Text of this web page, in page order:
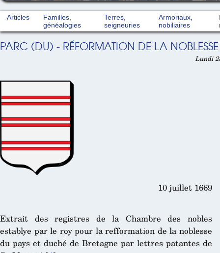
Articles
Familles,
généalogies
Terres,
seigneuries
Armoriaux,
nobiliaires
PARC (DU) - RÉFORMATION DE LA
Lundi
10 juillet 1669
Extrait des registres de la Chambre des nobles
establye par le roy pour la refformation de la noblesse
du pays et duché de Bretagne par lettres patantes de